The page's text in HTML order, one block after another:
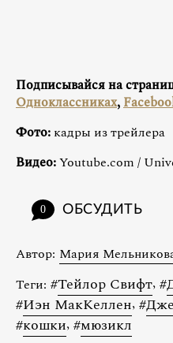
Подписывайся на
Одноклассниках,
Фото: кадры из трейлера
Видео:Youtube.com /
0 ОБСУДИТЬ
Автор: Мария
Теги: #Тейлор Свифт, #
#Иэн МакКеллен, #
#кошки, #мюзикл